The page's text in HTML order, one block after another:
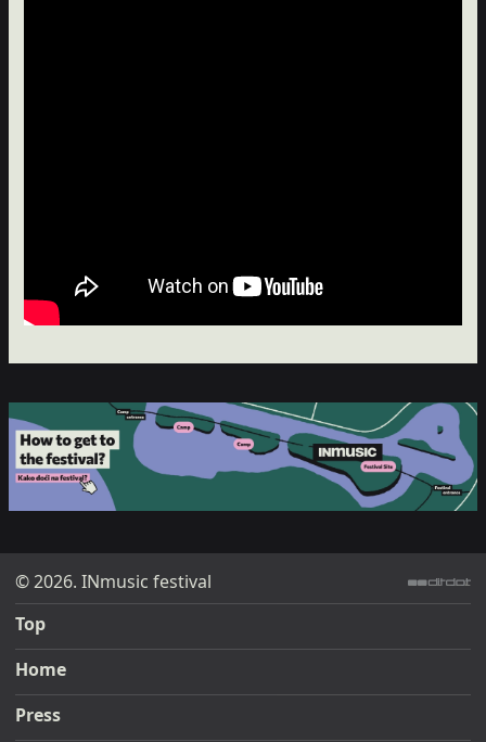
© 2026. INmusic festival
Top
Home
Press
ditdot web design & development